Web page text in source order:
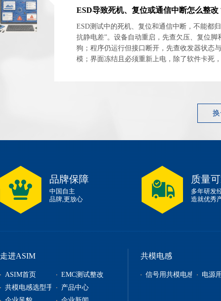
ESD测试中的死机、复位和通信中断，不能都
抗静电差”。设备自动重启，先查欠压、复位脚
狗；程序仍运行但接口断开，先查收发器状态
模；界面冻结且必须重新上电，除了软件卡死
品牌保障
中国自主
品牌,更放心
质量
多年研发
造就优秀
走进ASIM
ASIM首页
EMC测试整改
共模电感选型手册 产品中心
共模电感
信号用共模电感 电源